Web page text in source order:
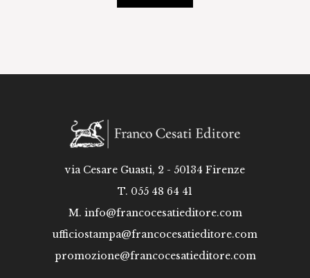
via Cesare Guasti, 2 - 50134 Firenze
T. 055 48 64 41
M. info@francocesatieditore.com
ufficiostampa@francocesatieditore.com
promozione@francocesatieditore.com